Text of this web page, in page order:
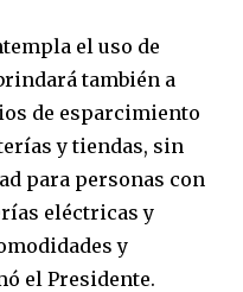
el uso de
también a
de esparcimiento
y tiendas, sin
para personas con
eléctricas y
y
el Presidente.